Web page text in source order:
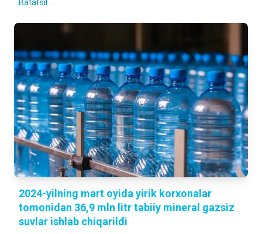
Batafsil ...
2024-yilning mart oyida yirik korxonalar
tomonidan 36,9 mln litr tabiiy mineral gazsiz
suvlar ishlab chiqarildi